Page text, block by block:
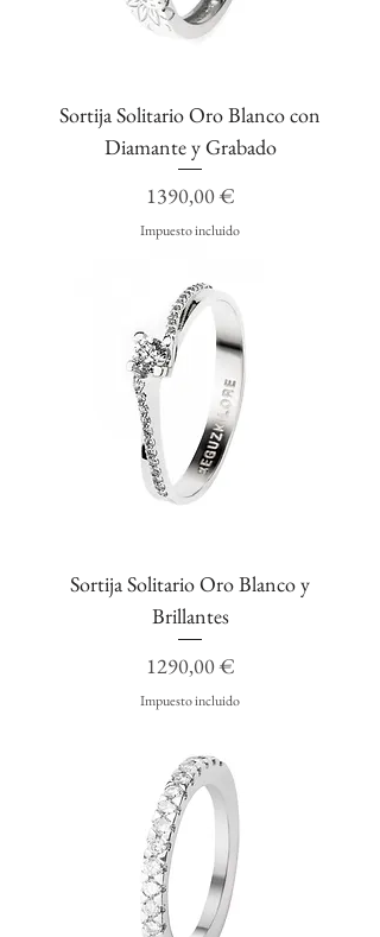
Sortija Solitario Oro Blanco con
Diamante y Grabado
Precio
1390,00 €
Impuesto incluido
Sortija Solitario Oro Blanco y
Brillantes
Precio
1290,00 €
Impuesto incluido